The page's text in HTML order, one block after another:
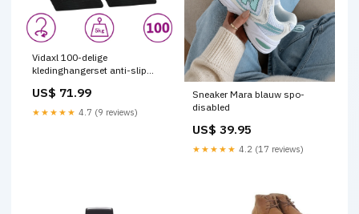
Vidaxl 100-delige
kledinghangerset anti-slip
US$ 71.99
★★★★★ 4.7 (9 reviews)
Sneaker Mara blauw spo-
disabled
US$ 39.95
★★★★★ 4.2 (17 reviews)